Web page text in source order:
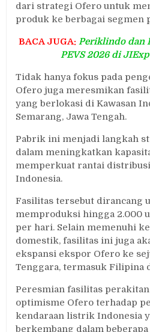
dari strategi Ofero untuk
produk ke berbagai segmen
BACA JUGA: Periklindo dan
PEVS 2026 di
Tidak hanya fokus pada
Ofero juga meresmikan
yang berlokasi di Kawasan
Semarang, Jawa Tengah.
Pabrik ini menjadi langkah
dalam meningkatkan
memperkuat rantai
Indonesia.
Fasilitas tersebut dirancang
memproduksi hingga 2.000
per hari. Selain memenuhi
domestik, fasilitas ini juga
ekspansi ekspor Ofero ke
Tenggara, termasuk Filipina
Peresmian fasilitas
optimisme Ofero terhadap
kendaraan listrik Indonesia
berkembang dalam